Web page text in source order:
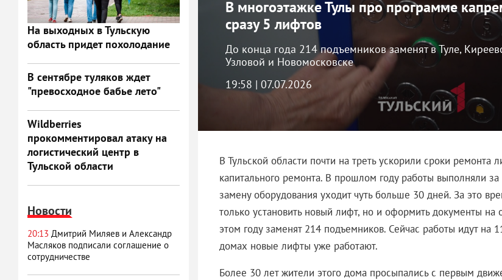
На выходных в Тульскую
область придет похолодание
В сентябре туляков ждет
"превосходное бабье лето"
Wildberries
прокомментировал атаку на
логистический центр в
Тульской области
Новости
20:13 Дмитрий Миляев и Александр
Масляков подписали соглашение о
сотрудничестве
В многоэтажке Тулы про программе
сразу 5 лифтов
До конца года 214 подъемников заменят в Туле,
Узловой и Новомосковске
19:58 | 07.07.2026
В Тульской области почти на треть ускорили сроки ремонта
капитального ремонта. В прошлом году работы выполняли
замену оборудования уходит чуть больше 30 дней. За это
только установить новый лифт, но и оформить документы на
этом году заменят 214 подъемников. Сейчас работы идут на
домах новые лифты уже работают.
Более 30 лет жители этого дома просыпались с первым